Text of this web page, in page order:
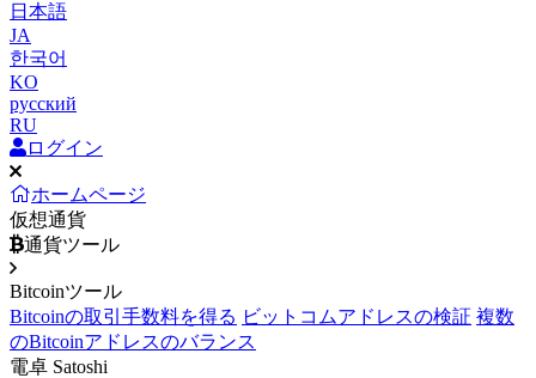
日本語
JA
한국어
KO
русский
RU
ログイン
ホームページ
仮想通貨
通貨ツール
Bitcoinツール
Bitcoinの取引手数料を得る ビットコムアドレスの検証 複数
のBitcoinアドレスのバランス
電卓 Satoshi